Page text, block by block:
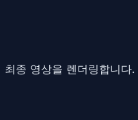
종 영상을 렌더링합니